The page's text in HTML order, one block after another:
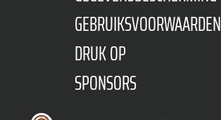
GEBRUIKSVOORWAARDEN
DRUK OP
SPONSORS